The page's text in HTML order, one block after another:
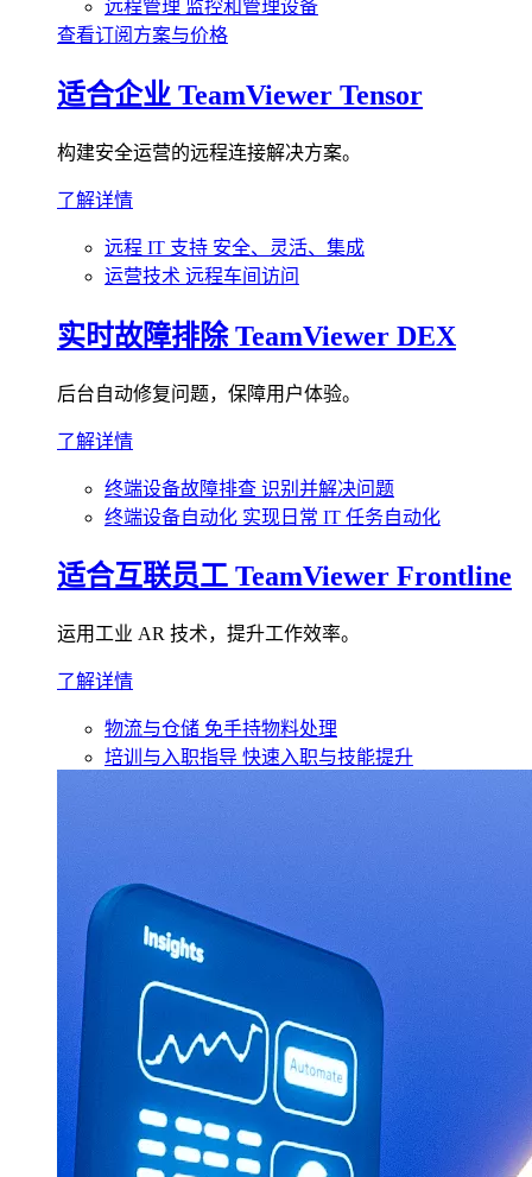
远程管理 监控和管理设备
查看订阅方案与价格
适合企业 TeamViewer Tensor
构建安全运营的远程连接解决方案。
了解详情
远程 IT 支持 安全、灵活、集成
运营技术 远程车间访问
实时故障排除 TeamViewer DEX
后台自动修复问题，保障用户体验。
了解详情
终端设备故障排查 识别并解决问题
终端设备自动化 实现日常 IT 任务自动化
适合互联员工 TeamViewer Frontline
运用工业 AR 技术，提升工作效率。
了解详情
物流与仓储 免手持物料处理
培训与入职指导 快速入职与技能提升